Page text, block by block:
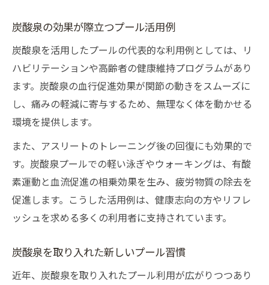
日常に取り入れたい炭酸泉の活用アイデア
炭酸泉を日常生活で気軽に楽しむ方法
炭酸泉活用で日々のリフレッシュを実現
炭酸泉で家族や友人と過ごす癒やし時間
炭酸泉を使った簡単なセルフケア提案
炭酸泉を活かす日常の健康習慣アイデア
炭酸泉の効果が際立つプール活用例
炭酸泉を活用したプールの代表的な利用例としては、リ
ハビリテーションや高齢者の健康維持プログラムがあり
ます。炭酸泉の血行促進効果が関節の動きをスムーズに
し、痛みの軽減に寄与するため、無理なく体を動かせる
環境を提供します。
また、アスリートのトレーニング後の回復にも効果的で
す。炭酸泉プールでの軽い泳ぎやウォーキングは、有酸
素運動と血流促進の相乗効果を生み、疲労物質の除去を
促進します。こうした活用例は、健康志向の方やリフレ
ッシュを求める多くの利用者に支持されています。
炭酸泉を取り入れた新しいプール習慣
近年、炭酸泉を取り入れたプール利用が広がりつつあり